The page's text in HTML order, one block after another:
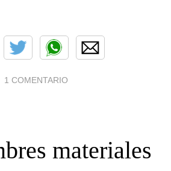
1 COMENTARIO
materiales